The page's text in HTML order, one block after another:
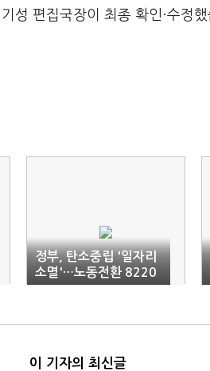
성 편집국장이 최종 확인·수정했
정부, 탄소중립 '일자리
소멸'…노동전환 8220
억 투입
이 기자의 최신글